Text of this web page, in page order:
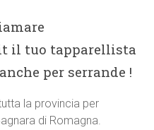
il tuo tapparellista
per serrande !
la provincia per
di Romagna.